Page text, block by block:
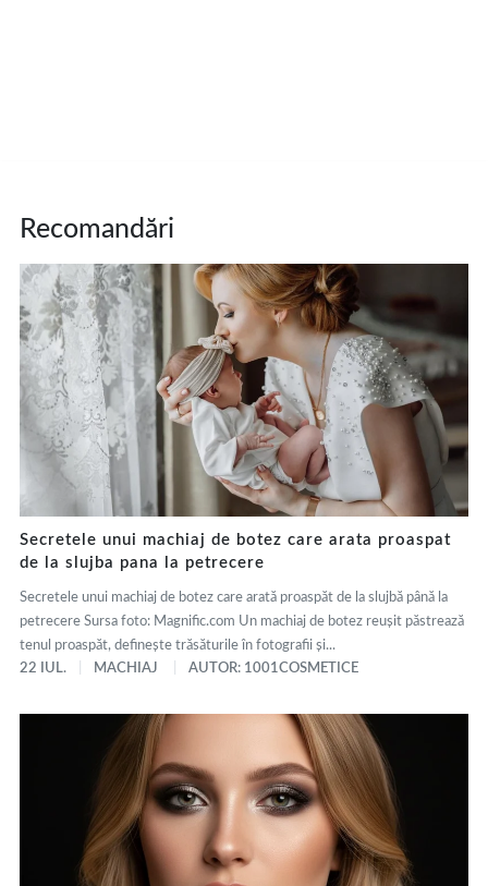
Recomandări
Secretele unui machiaj de botez care arata proaspat
de la slujba pana la petrecere
Secretele unui machiaj de botez care arată proaspăt de la slujbă până la
petrecere Sursa foto: Magnific.com Un machiaj de botez reușit păstrează
tenul proaspăt, definește trăsăturile în fotografii și...
22 IUL.
MACHIAJ AUTOR: 1001COSMETICE